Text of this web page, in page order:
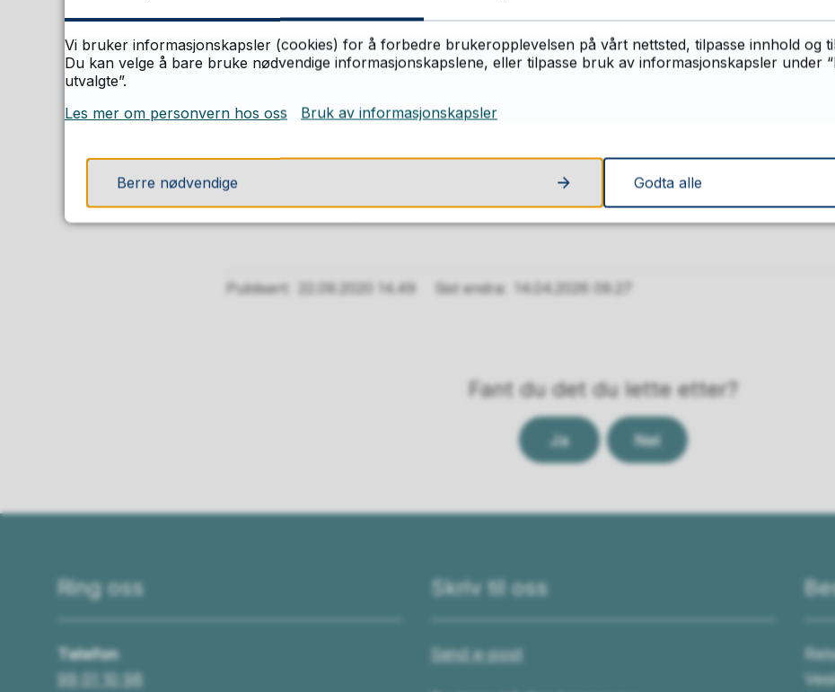
Steinar Berthelsen på Fjellkonferansen 2019
Paul Arthur Lockhart
Publisert 22.09.2020 14.49 Sist endra 14.04.2026 09.27
Fant du det du lette etter?
Ja Nei
Ring oss
Telefon
99 01 10 98
Skriv til oss
Send e-post
Vi bruker informasjonskapsler (cookies) for å forbedre brukeropplevelsen på vårt nettsted, tilpasse innhold og
Du kan velge å bare bruke nødvendige informasjonskapslene, eller tilpasse bruk av informasjonskapsler under
utvalgte”.
Les mer om personvern hos oss
Bruk av informasjonskapsler
Berre nødvendige Godta alle